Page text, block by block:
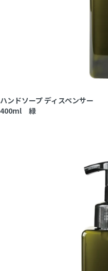
ハンドソープ ディスペンサー
400ml 緑